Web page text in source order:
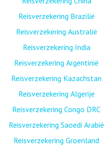
Reisverzekering Brazilië
Reisverzekering Australië
Reisverzekering India
Reisverzekering Argentinië
Reisverzekering Kazachstan
Reisverzekering Algerije
Reisverzekering Congo DRC
Reisverzekering Saoedi Arabië
Reisverzekering Groenland